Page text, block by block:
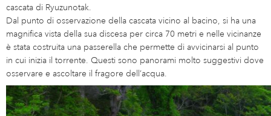
cascata di Ryuzunotak.
Dal punto di osservazione della cascata vicino al bacino, si ha una
magnifica vista della sua discesa per circa 70 metri e nelle vicinanze
è stata costruita una passerella che permette di avvicinarsi al punto
in cui inizia il torrente. Questi sono panorami molto suggestivi dove
osservare e ascoltare il fragore dell’acqua.